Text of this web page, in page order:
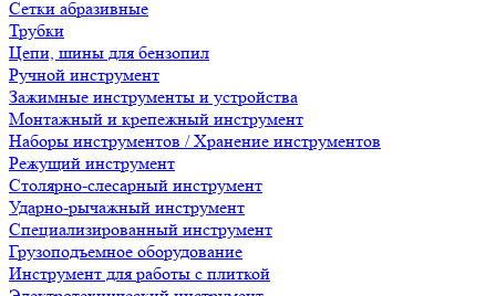
Сетки абразивные
Трубки
Цепи, шины для бензопил
Ручной инструмент
Зажимные инструменты и устройства
Монтажный и крепежный инструмент
Наборы инструментов / Хранение инструментов
Режущий инструмент
Столярно-слесарный инструмент
Ударно-рычажный инструмент
Специализированный инструмент
Грузоподъемное оборудование
Инструмент для работы с плиткой